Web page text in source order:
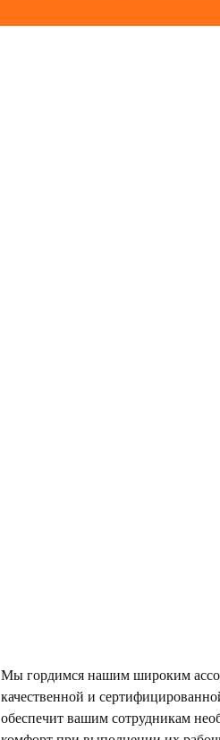
Мы гордимся нашим широким
качественной и
обеспечит вашим сотрудникам